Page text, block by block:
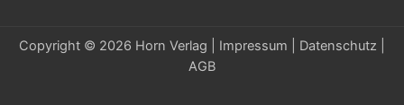
Copyright © 2026 Horn Verlag | Impressum Datenschutz
AGB